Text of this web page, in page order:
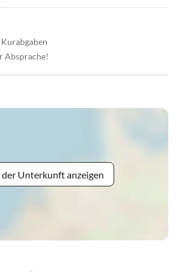
Absprache!
der Unterkunft anzeigen